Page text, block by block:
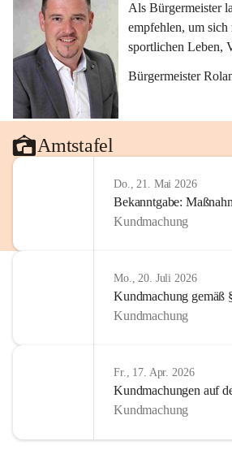
Als Bürgermeister
empfehlen, um
sportlichen Leben,
Bürgermeister
Amtstafel
Do., 21. Mai 2026
Bekanntgabe:
Kundmachung
Mo., 20. Juli 2026
Kundmachung gemäß
Kundmachung
Fr., 17. Apr. 2026
Kundmachungen auf
Kundmachung